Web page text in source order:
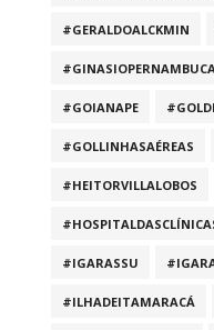
#GERALDOALCKMIN
#GOIANAPE
#GOLLINHASAÉREAS
#HEITORVILLALOBOS
#IGARASSU
#ILHADEITAMARACÁ